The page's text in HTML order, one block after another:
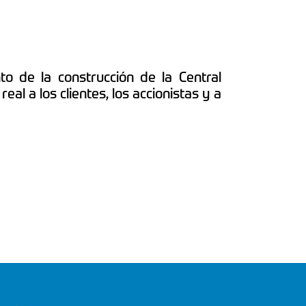
de la construcción de la Central
a los clientes, los accionistas y a